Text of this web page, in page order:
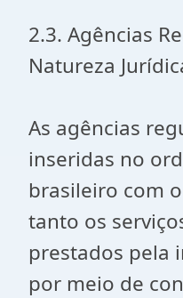
2.3. Agências
Natureza
As agências
inseridas no
brasileiro com
tanto os
prestados pela
por meio de